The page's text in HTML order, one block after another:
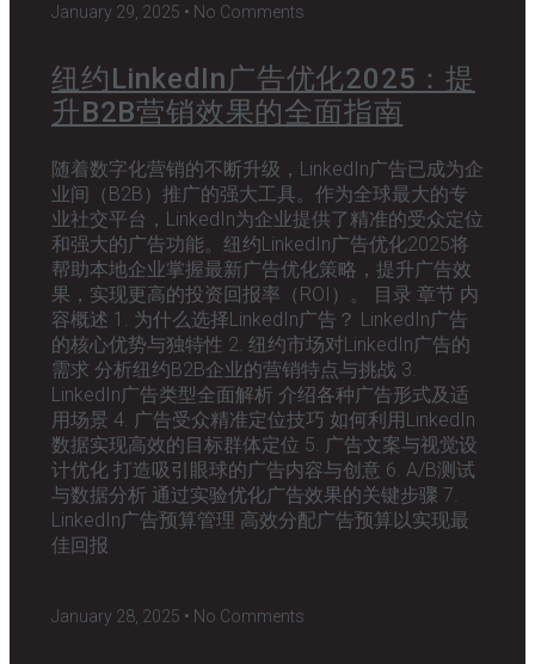
January 29, 2025 No Comments
纽约LinkedIn广告优化2025：提
升B2B营销效果的全面指南
随着数字化营销的不断升级，LinkedIn广告已成为企
业间（B2B）推广的强大工具。作为全球最大的专
业社交平台，LinkedIn为企业提供了精准的受众定位
和强大的广告功能。纽约LinkedIn广告优化2025将
帮助本地企业掌握最新广告优化策略，提升广告效
果，实现更高的投资回报率（ROI）。 目录 章节 内
容概述 1. 为什么选择LinkedIn广告？ LinkedIn广告
的核心优势与独特性 2. 纽约市场对LinkedIn广告的
需求 分析纽约B2B企业的营销特点与挑战 3.
LinkedIn广告类型全面解析 介绍各种广告形式及适
用场景 4. 广告受众精准定位技巧 如何利用LinkedIn
数据实现高效的目标群体定位 5. 广告文案与视觉设
计优化 打造吸引眼球的广告内容与创意 6. A/B测试
与数据分析 通过实验优化广告效果的关键步骤 7.
LinkedIn广告预算管理 高效分配广告预算以实现最
佳回报
January 28, 2025 No Comments